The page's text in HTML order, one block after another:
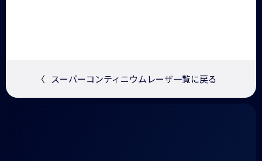
〈 スーパーコンティニウムレーザ一覧に戻る